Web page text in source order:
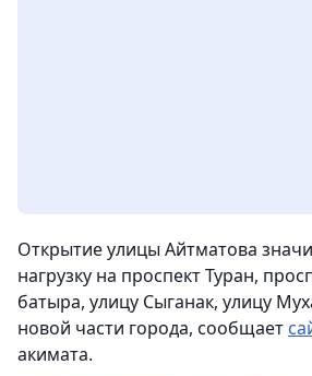
Открытие улицы Айтматова
нагрузку на проспект Туран,
батыра, улицу Сыганак, улицу
новой части города, сообщает
акимата.